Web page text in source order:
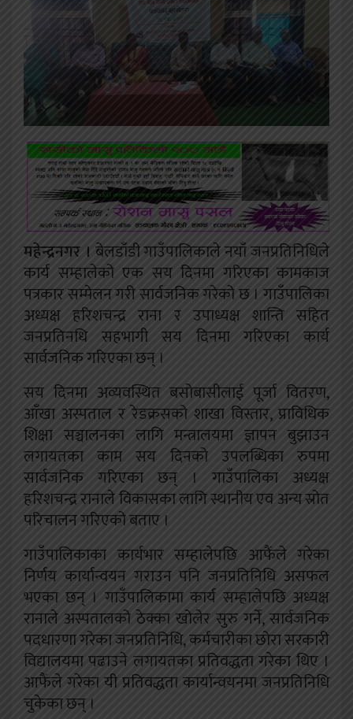
महेन्द्रनगर । बेलडाँडी गाउँपालिकाले नयाँ जनप्रतिनिधिले
कार्य सम्हालेको एक सय दिनमा गरिएका कामकाज
पत्रकार सम्मेलन गरी सार्वजनिक गरेको छ । गाउँपालिका
अध्यक्ष हरिशचन्द्र राना र उपाध्यक्ष शान्ति सहित
जनप्रतिनधि सहभागी सय दिनमा गरिएका कार्य
सार्वजनिक गरिएका छन् ।
सय दिनमा अव्यवस्थित बसोबासीलाई पूर्जा वितरण,
आँखा अस्पताल र रेडक्रसको शाखा विस्तार, प्राविधिक
शिक्षा सञ्चालनका लागि मन्त्रालयमा ज्ञापन बुझाउन
लगायतका काम सय दिनको उपलब्धिका रुपमा
सार्वजनिक गरिएका छन् । गाउँपालिका अध्यक्ष
हरिशचन्द्र रानाले विकासका लागि स्थानीय एव अन्य स्रोत
परिचालन गरिएको बताए ।
गाउँपालिकाका कार्यभार सम्हालेपछि आफैंले गरेका
निर्णय कार्यान्वयन गराउन पनि जनप्रतिनिधि असफल
भएका छन् । गाउँपालिकामा कार्य सम्हालेपछि अध्यक्ष
रानाले अस्पतालको ठेक्का खोलेर सुरु गर्ने, सार्वजनिक
पदधारणा गरेका जनप्रतिनिधि, कर्मचारीका छोरा सरकारी
विद्यालयमा पढाउने लगायतका प्रतिवद्धता गरेका थिए ।
आफैंले गरेका यी प्रतिवद्धता कार्यान्वयनमा जनप्रतिनिधि
चुकेका छन् ।